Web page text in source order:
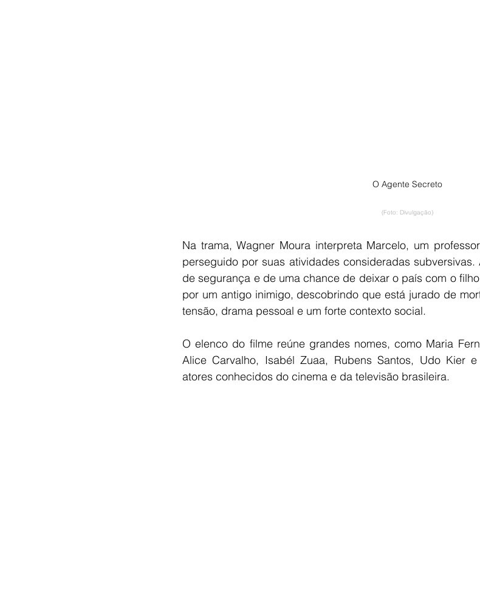
O Agente Secreto
(Foto: Divulgação)
Na trama, Wagner Moura interpreta Marcelo, um
perseguido por suas atividades consideradas
de segurança e de uma chance de deixar o país com o
por um antigo inimigo, descobrindo que está jurado de
tensão, drama pessoal e um forte contexto social.
O elenco do filme reúne grandes nomes, como Maria
Alice Carvalho, Isabél Zuaa, Rubens Santos, Udo Kier
atores conhecidos do cinema e da televisão brasileira.